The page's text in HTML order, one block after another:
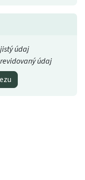
údaj
údaj